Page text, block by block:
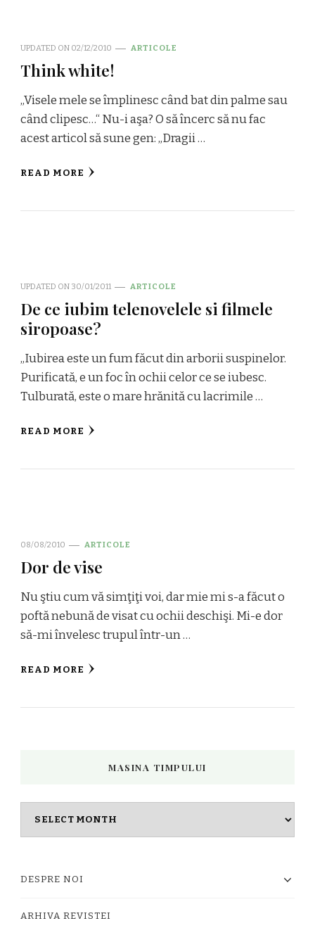
UPDATED ON 02/12/2010 ARTICOLE
Think white!
„Visele mele se împlinesc când bat din palme sau
când clipesc…“ Nu-i aşa? O să încerc să nu fac
acest articol să sune gen: „Dragii …
READ MORE
UPDATED ON 30/01/2011 ARTICOLE
De ce iubim telenovelele si filmele
siropoase?
„Iubirea este un fum făcut din arborii suspinelor.
Purificată, e un foc în ochii celor ce se iubesc.
Tulburată, este o mare hrănită cu lacrimile …
READ MORE
08/08/2010 ARTICOLE
Dor de vise
Nu ştiu cum vă simţiţi voi, dar mie mi s-a făcut o
poftă nebună de visat cu ochii deschişi. Mi-e dor
să-mi învelesc trupul într-un …
READ MORE
MASINA TIMPULUI
DESPRE NOI
ARHIVA REVISTEI